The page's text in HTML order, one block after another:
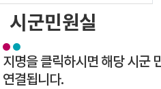
시군민원실
지명을 클릭하시면 해당 시군
연결됩니다.